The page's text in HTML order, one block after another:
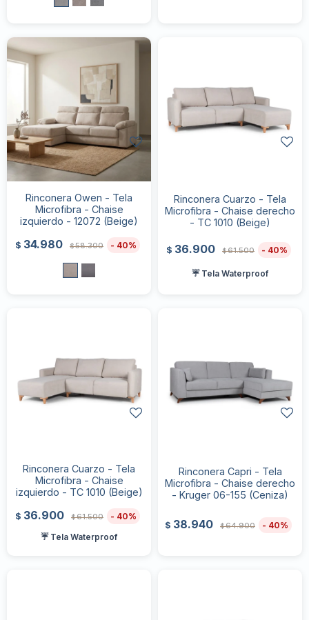
Rinconera Owen - Tela
Microfibra - Chaise
izquierdo - 12072 (Beige)
$ 34.980 $58.300 40
Rinconera Cuarzo - Tela
Microfibra - Chaise derecho
- TC 1010 (Beige)
$ 36.900 $61.500 40
☔ Tela Waterproof
Rinconera Cuarzo - Tela
Microfibra - Chaise
izquierdo - TC 1010 (Beige)
$ 36.900 $61.500
40
☔ Tela Waterproof
Rinconera Capri - Tela
Microfibra - Chaise derecho
- Kruger 06-155 (Ceniza)
$ 38.940 $64.900 40